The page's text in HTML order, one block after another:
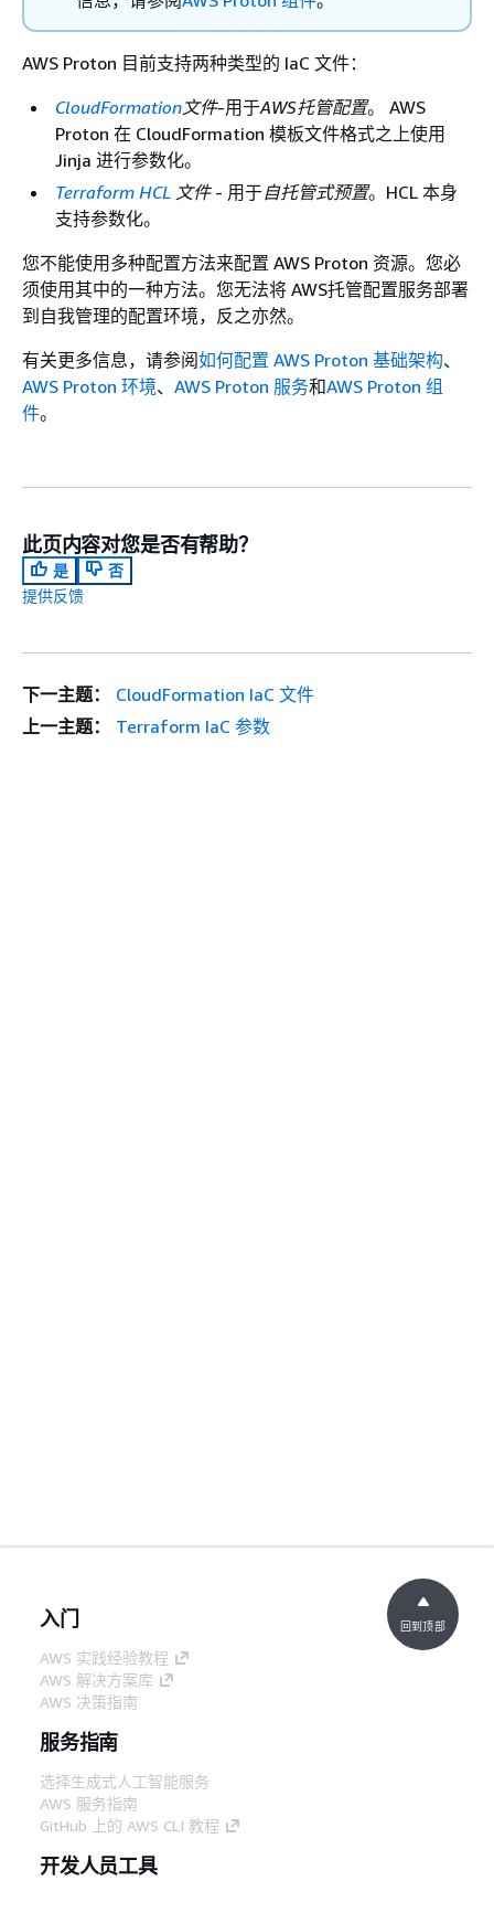
AWS Proton 目前支持两种类型的 IaC 文件：
CloudFormation文件-用于AWS托管配置。 AWS
Proton 在 CloudFormation 模板文件格式之上使用
Jinja 进行参数化。
Terraform HCL 文件- 用于自托管式预置。HCL 本身
支持参数化。
您不能使用多种配置方法来配置 AWS Proton 资源。您必
须使用其中的一种方法。您无法将 AWS托管配置服务部署
到自我管理的配置环境，反之亦然。
有关更多信息，请参阅如何配置 AWS Proton 基础架构、
AWS Proton 环境、 AWS Proton 服务和AWS Proton 组
件。
此页内容对您是否有帮助？
是
否
提供反馈
下一主题：
CloudFormation IaC 文件
上一主题：
Terraform IaC 参数
入门
AWS 实践经验教程
AWS 解决方案库
AWS 决策指南
服务指南
选择生成式人工智能服务
AWS 服务指南
GitHub 上的 AWS CLI 教程
开发人员工具
回到顶部